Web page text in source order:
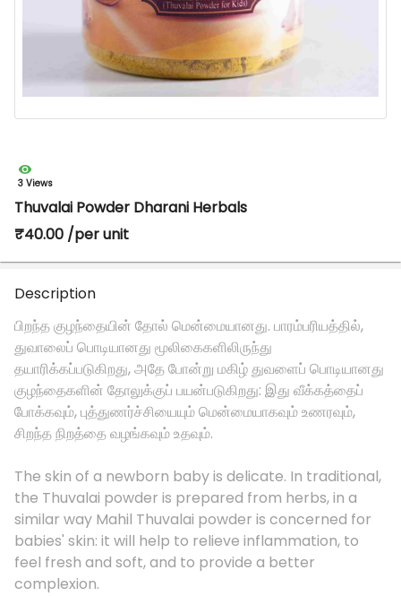
3 Views
Thuvalai Powder Dharani Herbals
₹40.00 /per unit
Description
பிறந்த குழந்தையின் தோல் மென்மையானது. பாரம்பரியத்தில்,
துவாலைப் பொடியானது மூலிகைகளிலிருந்து
தயாரிக்கப்படுகிறது, அதே போன்று மகிழ் துவளைப் பொடியானது
குழந்தைகளின் தோலுக்குப் பயன்படுகிறது: இது வீக்கத்தைப்
போக்கவும், புத்துணர்ச்சியையும் மென்மையாகவும் உணரவும்,
சிறந்த நிறத்தை வழங்கவும் உதவும்.
The skin of a newborn baby is delicate. In traditional,
the Thuvalai powder is prepared from herbs, in a
similar way Mahil Thuvalai powder is concerned for
babies' skin: it will help to relieve inflammation, to
feel fresh and soft, and to provide a better